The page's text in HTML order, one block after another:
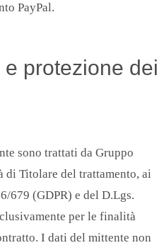
PayPal.
protezione dei
sono trattati da Gruppo
di Titolare del trattamento, ai
679 (GDPR) e del D.Lgs.
per le finalità
I dati del mittente non